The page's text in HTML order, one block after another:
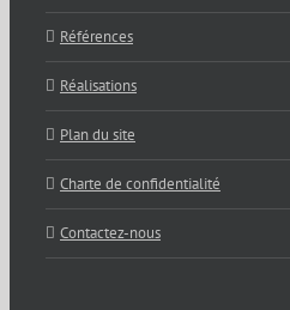
Références
Réalisations
Plan du site
Charte de confidentialité
Contactez-nous